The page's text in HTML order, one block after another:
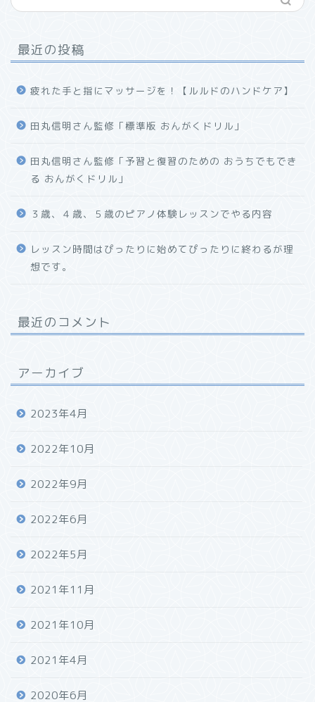
最近の投稿
疲れた手と指にマッサージを！【ルルドのハンドケア】
田丸信明さん監修「標準版 おんがくドリル」
田丸信明さん監修「予習と復習のための おうちでもでき
る おんがくドリル」
３歳、４歳、５歳のピアノ体験レッスンでやる内容
レッスン時間はぴったりに始めてぴったりに終わるが理
想です。
最近のコメント
アーカイブ
2023年4月
2022年10月
2022年9月
2022年6月
2022年5月
2021年11月
2021年10月
2021年4月
2020年6月